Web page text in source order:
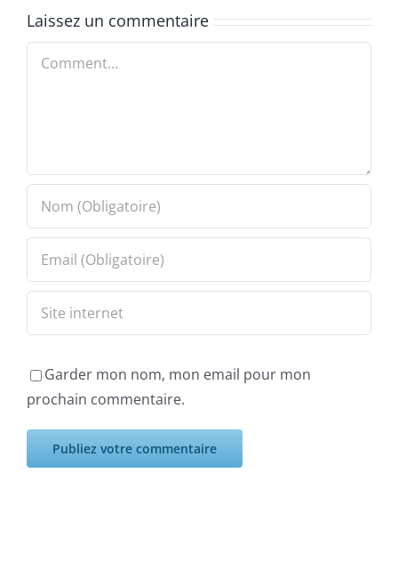
Laissez un commentaire
Comment
Garder mon nom, mon email pour mon
prochain commentaire.